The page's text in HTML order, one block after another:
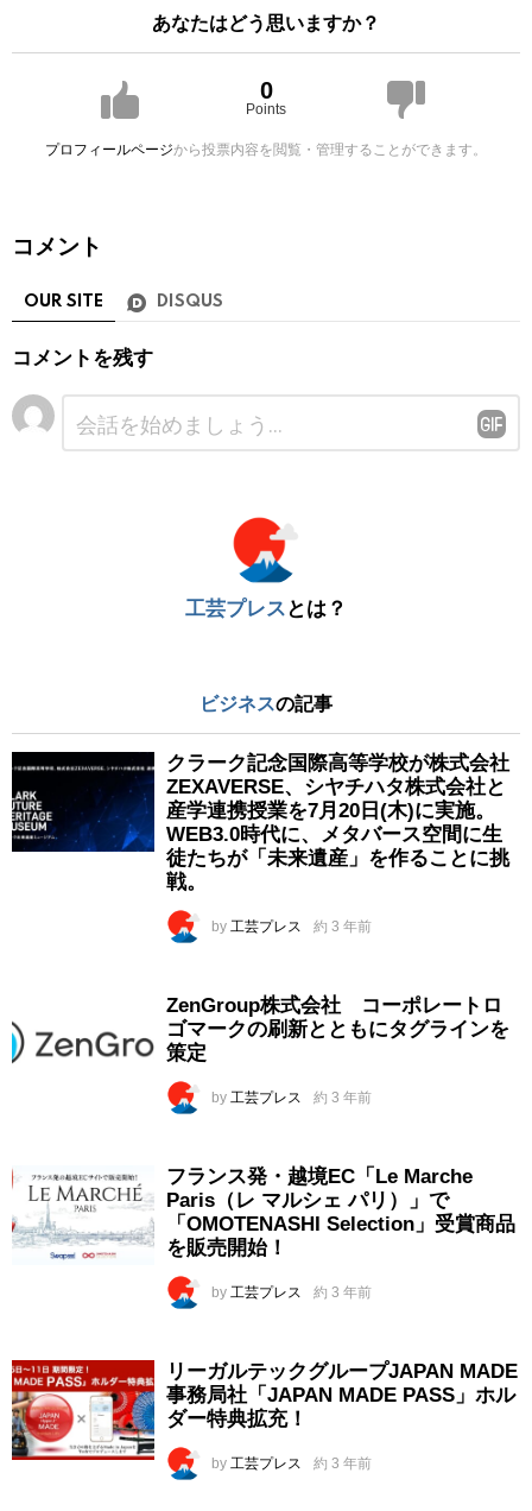
あなたはどう思いますか？
0
Points
プロフィールページから投票内容を閲覧・管理することができます。
コメント
OUR SITE DISQUS
コメントを残す
工芸プレス とは？
ビジネスの記事
クラーク記念国際高等学校が株式会社
ZEXAVERSE、シヤチハタ株式会社と
産学連携授業を7月20日(木)に実施。
WEB3.0時代に、メタバース空間に生
徒たちが「未来遺産」を作ることに挑
戦。
by 工芸プレス 約 3 年前
ZenGroup株式会社 コーポレートロ
ゴマークの刷新とともにタグラインを
策定
by 工芸プレス 約 3 年前
フランス発・越境EC「Le Marche
Paris（レ マルシェ パリ）」で
「OMOTENASHI Selection」受賞商品
を販売開始！
by 工芸プレス 約 3 年前
リーガルテックグループJAPAN MADE
事務局社「JAPAN MADE PASS」ホル
ダー特典拡充！
by 工芸プレス 約 3 年前